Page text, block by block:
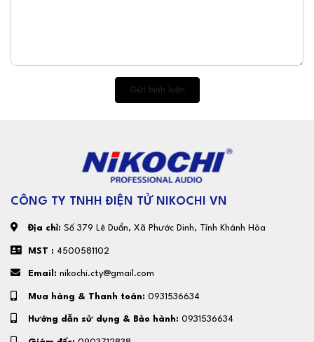
Gửi bình luận
CÔNG TY TNHH ĐIỆN TỬ NIKOCHI VN
Địa chỉ: Số 379 Lê Duẩn, Xã Phước Dinh, Tỉnh Khánh Hòa
MST : 4500581102
Email: nikochi.cty@gmail.com
Mua hàng & Thanh toán: 0931536634
Hướng dẫn sử dụng & Bảo hành: 0931536634